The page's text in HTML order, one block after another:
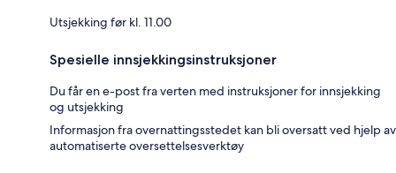
Utsjekking før kl. 11.00
Spesielle innsjekkingsinstruksjoner
Du får en e-post fra verten med instruksjoner for innsjekking
og utsjekking
Informasjon fra overnattingsstedet kan bli oversatt ved hjelp av
automatiserte oversettelsesverktøy